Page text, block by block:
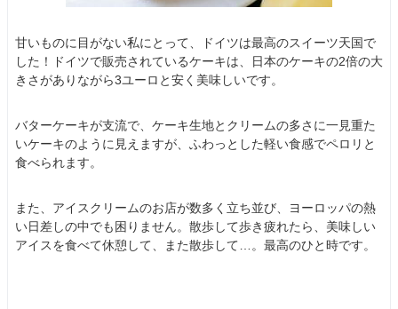
甘いものに目がない私にとって、ドイツは最高のスイーツ天国で
した！ドイツで販売されているケーキは、日本のケーキの2倍の大
きさがありながら3ユーロと安く美味しいです。
バターケーキが支流で、ケーキ生地とクリームの多さに一見重た
いケーキのように見えますが、ふわっとした軽い食感でペロリと
食べられます。
また、アイスクリームのお店が数多く立ち並び、ヨーロッパの熱
い日差しの中でも困りません。散歩して歩き疲れたら、美味しい
アイスを食べて休憩して、また散歩して…。最高のひと時です。